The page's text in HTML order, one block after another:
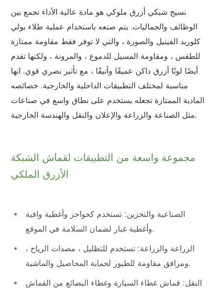
نسيج شبكي أزرق ملوكي هو مادة عالية الأداء تجمع بين
الوظائف والجماليات. يتم صنعه باستخدام عملية طلاء بولي
كلوريد الفينيل والصورة ، والتي لا توفر فقط مقاومة ممتازة
للطقس ، ومقاومة المسيل للدموع ، والمرونة ، ولكنها تقدم
أيضًا لونًا أزرق داكن عميقًا وأنيقًا ، مع تأثير بصري قوي. انها
مناسبة لمختلف التطبيقات الداخلية والخارجية. خصائصه
المادية الممتازة تجعله يستخدم على نطاق واسع في صناعات
مثل الصناعة والزراعة والإعلان والنقل والهندسة الخارجية.
مجموعة واسعة من التطبيقات لقماش الشبكة
الأزرق الملكي
الصناعية والتخزين: تستخدم كحواجز وأغطية واقية
وأغطية غبار لضمان السلامة في الموقع.
الزراعة والزراعة: تستخدم للتظليل ، مصدات الرياح ،
ومرافق مقاومة للطيور لحماية المحاصيل والماشية.
النقل: قماش غطاء السيارة وغطاء البضائع من القماش